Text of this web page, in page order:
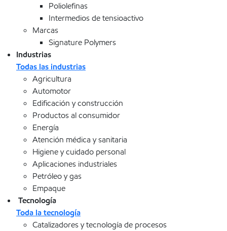
Poliolefinas
Intermedios de tensioactivo
Marcas
Signature Polymers
Industrias
Todas las industrias
Agricultura
Automotor
Edificación y construcción
Productos al consumidor
Energía
Atención médica y sanitaria
Higiene y cuidado personal
Aplicaciones industriales
Petróleo y gas
Empaque
Tecnología
Toda la tecnología
Catalizadores y tecnología de procesos